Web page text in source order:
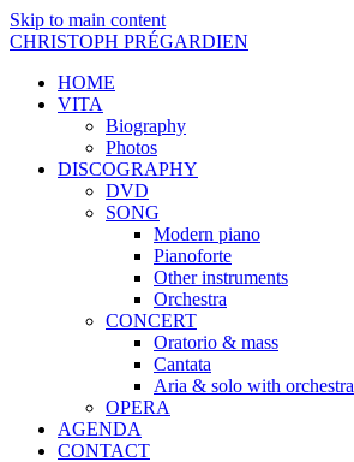
Skip to main content
CHRISTOPH PRÉGARDIEN
HOME
VITA
Biography
Photos
DISCOGRAPHY
DVD
SONG
Modern piano
Pianoforte
Other instruments
Orchestra
CONCERT
Oratorio & mass
Cantata
Aria & solo with orchestra
OPERA
AGENDA
CONTACT